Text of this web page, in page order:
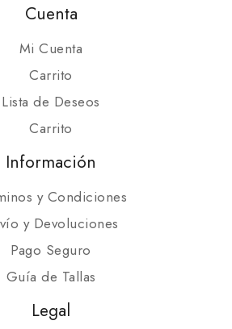
Cuenta
Mi Cuenta
Carrito
Lista de Deseos
Carrito
Información
y Condiciones
y Devoluciones
Pago Seguro
Guía de Tallas
Legal